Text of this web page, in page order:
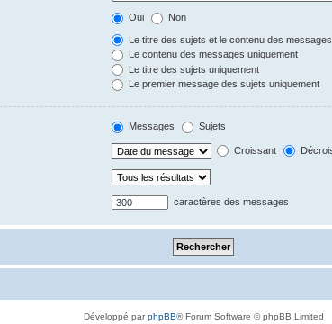
Oui Non
Le titre des sujets et le contenu des messages
Le contenu des messages uniquement
Le titre des sujets uniquement
Le premier message des sujets uniquement
Messages Sujets
Croissant
caractères des messages
Développé parphpBB® Forum Software © phpBB Limited